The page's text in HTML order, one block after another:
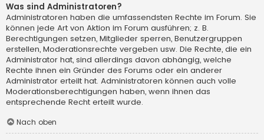
Was sind Administratoren?
Administratoren haben die umfassendsten Rechte im Forum. Sie
können jede Art von Aktion im Forum ausführen; z. B.
Berechtigungen setzen, Mitglieder sperren, Benutzergruppen
erstellen, Moderationsrechte vergeben usw. Die Rechte, die ein
Administrator hat, sind allerdings davon abhängig, welche
Rechte ihnen ein Gründer des Forums oder ein anderer
Administrator erteilt hat. Administratoren können auch volle
Moderationsberechtigungen haben, wenn ihnen das
entsprechende Recht erteilt wurde.
Nach oben